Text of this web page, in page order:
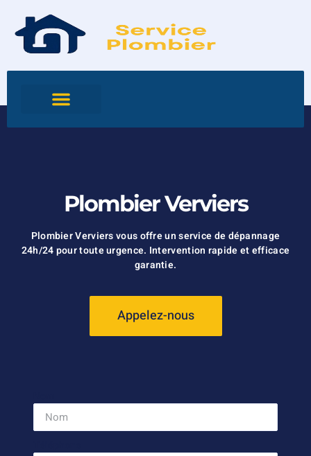
Plombier Verviers
Plombier Verviers vous offre un service de dépannage
24h/24 pour toute urgence. Intervention rapide et efficace
garantie.
Appelez-nous